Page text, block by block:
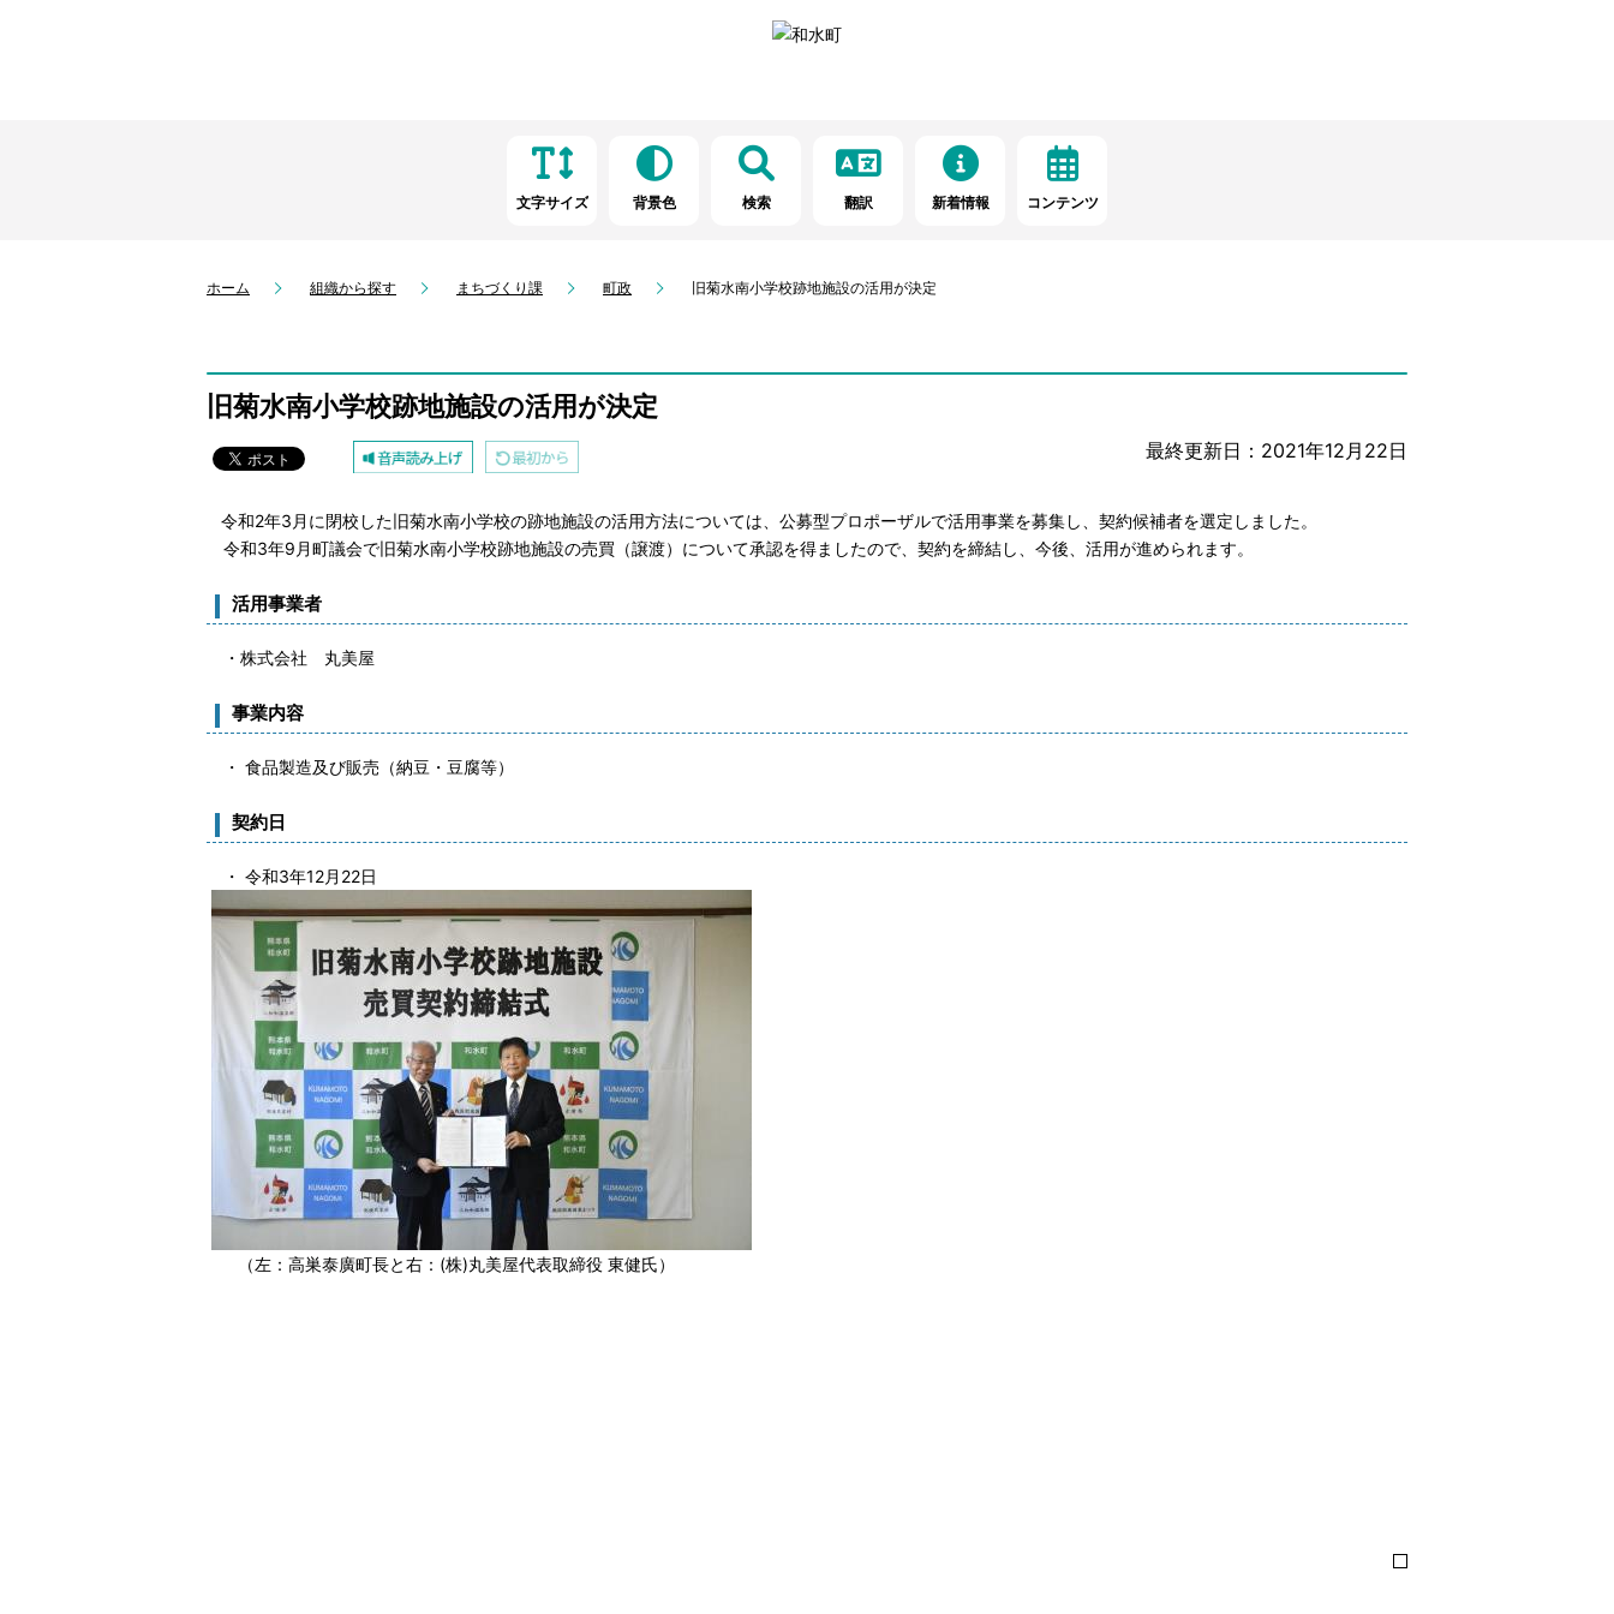
文字サイズ 背景色 検索 翻訳 新着情報 コンテンツ
ホーム 組織から探す まちづくり課 町政 旧菊水南小学校跡地施設の活用が決定
旧菊水南小学校跡地施設の活用が決定
最終更新日：2021年12月22日
令和2年3月に閉校した旧菊水南小学校の跡地施設の活用方法については、公募型プロポーザルで活用事業を募集し、契約候補者を選定しました。
令和3年9月町議会で旧菊水南小学校跡地施設の売買（譲渡）について承認を得ましたので、契約を締結し、今後、活用が進められます。
活用事業者
・株式会社 丸美屋
事業内容
・ 食品製造及び販売（納豆・豆腐等）
契約日
・ 令和3年12月22日
（左：高巣泰廣町長と右：(株)丸美屋代表取締役 東健氏）